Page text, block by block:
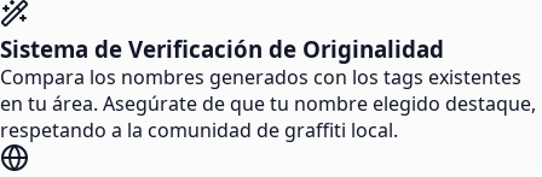
Sistema de Verificación de Originalidad
Compara los nombres generados con los tags existentes
en tu área. Asegúrate de que tu nombre elegido destaque,
respetando a la comunidad de graffiti local.